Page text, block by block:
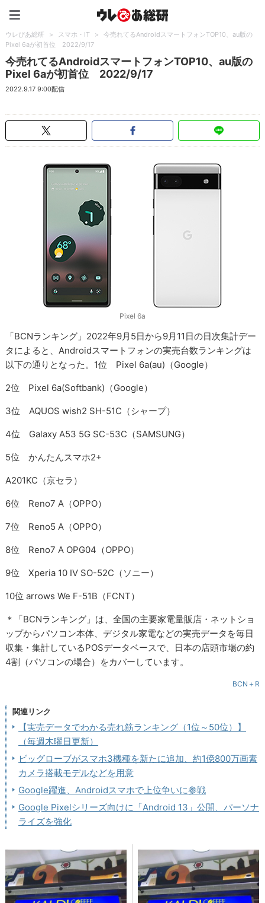
ウレぴあ総研 > スマホ・IT >
今売れてるAndroidスマートフォンTOP10、au版の
Pixel 6aが初首位 2022/9/17
今売れてるAndroidスマートフォンTOP10、au版の
Pixel 6aが初首位 2022/9/17
2022.9.17 9:00配信
Pixel 6a
「BCNランキング」2022年9月5日から9月11日の日次集計デー
タによると、Androidスマートフォンの実売台数ランキングは
以下の通りとなった。1位 Pixel 6a(au)（Google）
2位 Pixel 6a(Softbank)（Google）
3位 AQUOS wish2 SH-51C（シャープ）
4位 Galaxy A53 5G SC-53C（SAMSUNG）
5位 かんたんスマホ2+
A201KC（京セラ）
6位 Reno7 A（OPPO）
7位 Reno5 A（OPPO）
8位 Reno7 A OPG04（OPPO）
9位 Xperia 10 IV SO-52C（ソニー）
10位 arrows We F-51B（FCNT）
＊「BCNランキング」は、全国の主要家電量販店・ネットショ
ップからパソコン本体、デジタル家電などの実売データを毎日
収集・集計しているPOSデータベースで、日本の店頭市場の約
4割（パソコンの場合）をカバーしています。
BCN＋R
関連リンク
【実売データでわかる売れ筋ランキング（1位～50位）】
（毎週木曜日更新）
ビッグローブがスマホ3機種を新たに追加、約1億800万画素
カメラ搭載モデルなどを用意
Google躍進、Androidスマホで上位争いに参戦
Google Pixelシリーズ向けに「Android 13」公開、パーソナ
ライズを強化